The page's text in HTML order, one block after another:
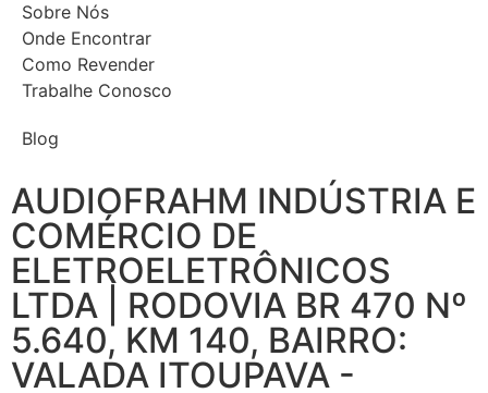
Sobre Nós
Onde Encontrar
Como Revender
Trabalhe Conosco
Blog
AUDIOFRAHM INDÚSTRIA E
COMÉRCIO DE
ELETROELETRÔNICOS
LTDA | RODOVIA BR 470 Nº
5.640, KM 140, BAIRRO:
VALADA ITOUPAVA -